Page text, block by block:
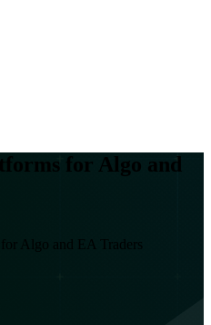
for Algo and
Algo and EA Traders